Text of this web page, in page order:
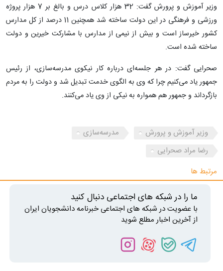
وزیر آموزش و پرورش گفت: 32 هزار کلاس درس و بالغ بر 7 هزار پروژه
ورزشی و فرهنگی در این دولت ساخته شد همچنین 11 درصد از کل مدارس
کشور خیرساز است و بیش از نیمی از مدارس با مشارکت خیرین و دولت
ساخته شده است.
صحرایی گفت: در هر جلسه‌ای درباره کار نیکوی مدرسه‌سازی، از رئیس
جمهور یاد می‌کنیم چرا که وی به الگوی خدمت تبدیل شد و دولت را به مردم
بازگرداند و جمهور هم همواره به نیکی از وی یاد می‌کنند.
وزیر آموزش و پرورش
مدرسه‌سازی
رضا مراد صحرایی
مرتبط ها
ما را در شبکه های اجتماعی دنبال کنید
با عضویت در شبکه های اجتماعی خبرنامه دانشجویان ایران
از آخرین اخبار مطلع شوید